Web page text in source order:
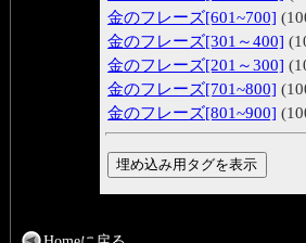
金のフレーズ[601~700]
金のフレーズ[301～400]
金のフレーズ[201～300]
金のフレーズ[701~800]
金のフレーズ[801~900]